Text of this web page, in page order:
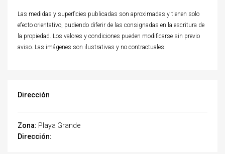
Las medidas y superficies publicadas son aproximadas y tienen solo
efecto orientativo, pudiendo diferir de las consignadas en la escritura de
la propiedad. Los valores y condiciones pueden modificarse sin previo
aviso. Las imágenes son ilustrativas y no contractuales.
Dirección
Zona: Playa Grande
Dirección: